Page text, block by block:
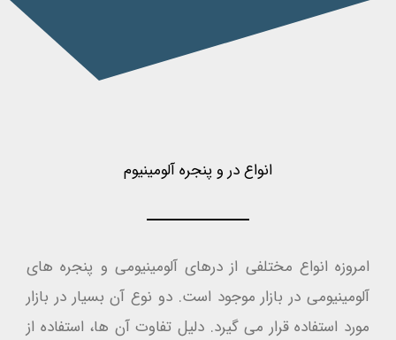
انواع در و پنجره آلومینیوم
امروزه انواع مختلفی از درهای آلومینیومی و پنجره های
آلومینیومی در بازار موجود است. دو نوع آن بسیار در بازار
مورد استفاده قرار می گیرد. دلیل تفاوت آن ها، استفاده از